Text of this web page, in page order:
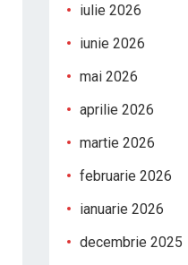
iulie 2026
iunie 2026
mai 2026
aprilie 2026
martie 2026
februarie 2026
ianuarie 2026
decembrie 2025